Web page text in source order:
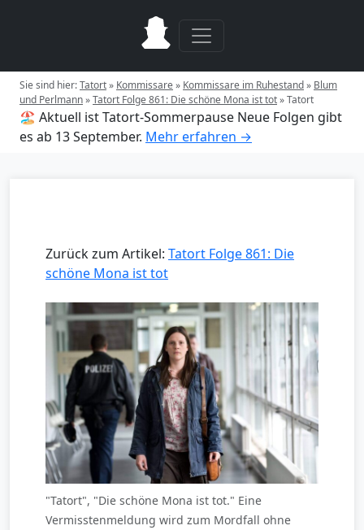
Sie sind hier:Tatort» Kommissare» Kommissare im Ruhestand» Blum
und Perlmann»Tatort Folge 861: Die schöne Mona ist tot»Tatort
🏖️ Aktuell ist Tatort-Sommerpause Neue Folgen gibt
es ab 13 September. Mehr erfahren →
Zurück zum Artikel: Tatort Folge 861: Die
schöne Mona ist tot
"Tatort", "Die schöne Mona ist tot." Eine
Vermisstenmeldung wird zum Mordfall ohne